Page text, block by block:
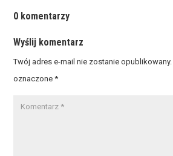
0 komentarzy
Wyślij komentarz
Twój adres e-mail nie zostanie opublikowany.
oznaczone*